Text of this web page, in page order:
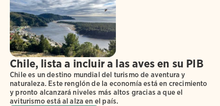
Chile, lista a incluir a las aves en su PIB
Chile es un destino mundial del turismo de aventura y
naturaleza. Este renglón de la economía está en crecimiento
y pronto alcanzará niveles más altos gracias a que el
aviturismo está al alza en el país.